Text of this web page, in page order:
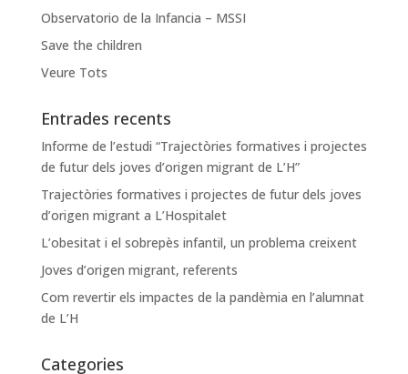
Observatorio de la Infancia – MSSI
Save the children
Veure Tots
Entrades recents
Informe de l’estudi “Trajectòries formatives i projectes
de futur dels joves d’origen migrant de L’H”
Trajectòries formatives i projectes de futur dels joves
d’origen migrant a L’Hospitalet
L’obesitat i el sobrepès infantil, un problema creixent
Joves d’origen migrant, referents
Com revertir els impactes de la pandèmia en l’alumnat
de L’H
Categories